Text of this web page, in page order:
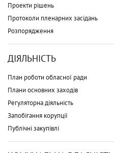
Проекти рішень
Протоколи пленарних засідань
Розпорядження
ДІЯЛЬНІСТЬ
План роботи обласної ради
Плани основних заходів
Регуляторна діяльність
Запобігання корупції
Публічні закупівлі